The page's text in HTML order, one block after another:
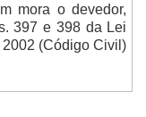
mora o devedor,
397 e 398 da Lei
(Código Civil)